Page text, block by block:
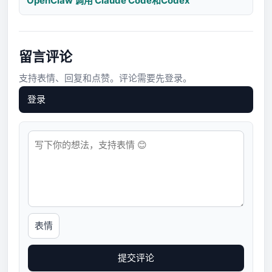
留言评论
支持表情、回复和点赞。评论需要先登录。
登录
表情
提交评论